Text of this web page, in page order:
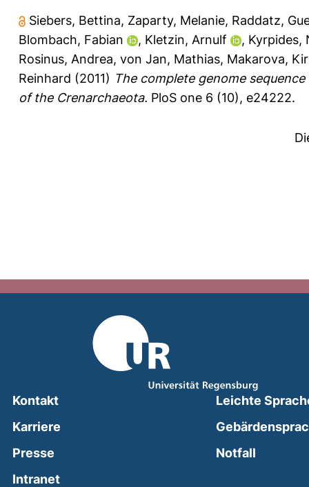
Siebers, Bettina, Zaparty, Melanie, Raddatz,
Blombach, Fabian
, Kletzin, Arnulf , Kyrpides,
Rosinus, Andrea, von Jan, Mathias, Makarova,
Reinhard (2011) The complete genome
of the Crenarchaeota. PloS one 6 (10), e24222.
Kontakt
Karriere
Presse
Intranet(external link, opens in a new window)
Leichte
Notfall